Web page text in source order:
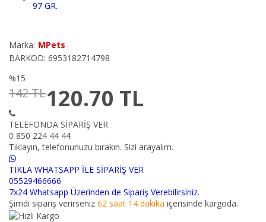
Marka: MPets
BARKOD: 6953182714798
%15
142 TL120.70 TL
TELEFONDA SİPARİŞ VER
0 850 224 44 44
Tıklayın, telefonunuzu bırakın. Sizi arayalım.
TIKLA WHATSAPP İLE SİPARİŞ VER
05529466666
7x24 Whatsapp Üzerinden de Sipariş Verebilirsiniz.
Şimdi sipariş verirseniz 62 saat 14 dakika içerisinde kargoda.